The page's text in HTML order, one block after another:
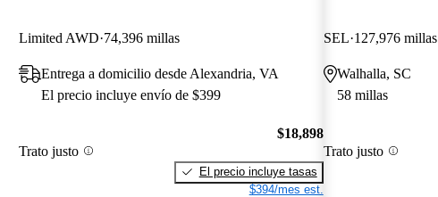
Limited AWD 74,396 millas
Entrega a domicilio desde Alexandria, VA
El precio incluye envío de $399
Trato justo
$18,898
El precio incluye tasas
$394/mes est.
SEL 127,976 millas
Walhalla, SC
58 millas
Trato justo